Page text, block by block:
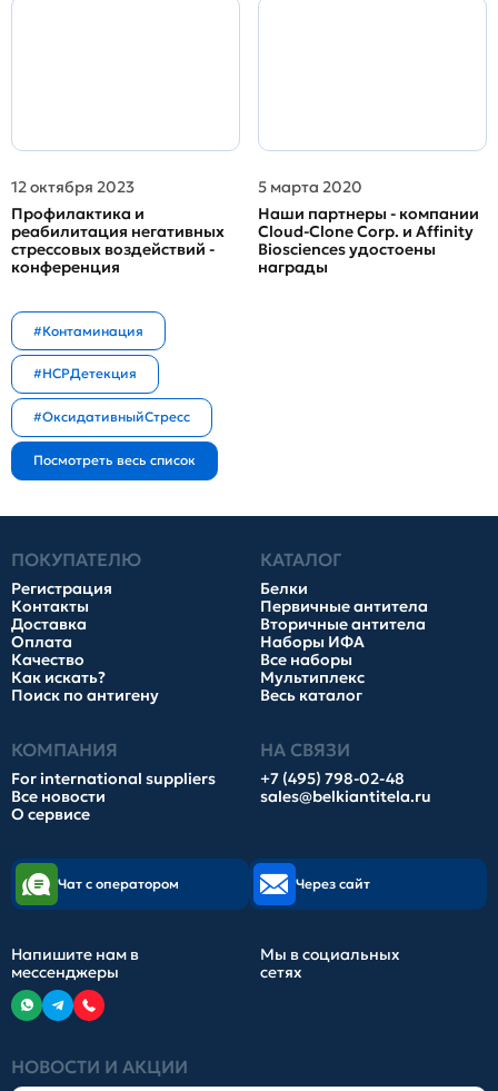
12 октября 2023
Профилактика и
реабилитация негативных
стрессовых воздействий -
конференция
5 марта 2020
Наши партнеры - компании
Cloud-Clone Corp. и Affinity
Biosciences удостоены
награды
#Контаминация
#HCPДетекция
#ОксидативныйСтресс
ПОКУПАТЕЛЮ
Регистрация
Контакты
Доставка
Оплата
Качество
Как искать?
Поиск по антигену
КАТАЛОГ
Белки
Первичные антитела
Вторичные антитела
Наборы ИФА
Все наборы
Мультиплекс
Весь каталог
КОМПАНИЯ
For international suppliers
Все новости
О сервисе
НА СВЯЗИ
+7 (495) 798-02-48
sales@belkiantitela.ru
НОВОСТИ И АКЦИИ
Чат с оператором Через сайт
Напишите нам в
мессенджеры
Мы в социальных
сетях